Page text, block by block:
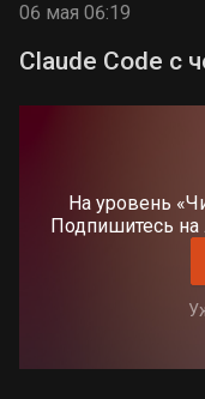
06 мая 06:19
Claude Code с
На уровень
Подпишитесь